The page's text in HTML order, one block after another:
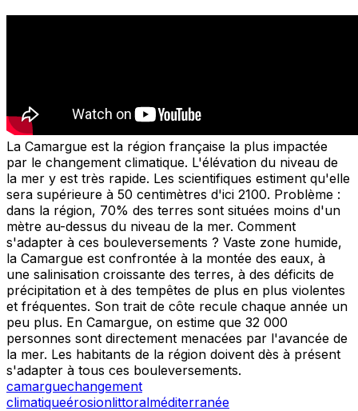
La Camargue est la région française la plus impactée
par le changement climatique. L'élévation du niveau de
la mer y est très rapide. Les scientifiques estiment qu'elle
sera supérieure à 50 centimètres d'ici 2100. Problème :
dans la région, 70% des terres sont situées moins d'un
mètre au-dessus du niveau de la mer. Comment
s'adapter à ces bouleversements ? Vaste zone humide,
la Camargue est confrontée à la montée des eaux, à
une salinisation croissante des terres, à des déficits de
précipitation et à des tempêtes de plus en plus violentes
et fréquentes. Son trait de côte recule chaque année un
peu plus. En Camargue, on estime que 32 000
personnes sont directement menacées par l'avancée de
la mer. Les habitants de la région doivent dès à présent
s'adapter à tous ces bouleversements.
camarguechangement
climatiqueérosionlittoralméditerranée